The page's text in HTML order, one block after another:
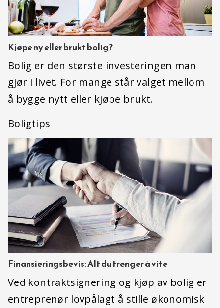
Kjøpe ny eller brukt bolig?
Bolig er den største investeringen man
gjør i livet. For mange står valget mellom
å bygge nytt eller kjøpe brukt.
Boligtips
Finansieringsbevis: Alt du trenger å vite
Ved kontraktsignering og kjøp av bolig er
entreprenør lovpålagt å stille økonomisk